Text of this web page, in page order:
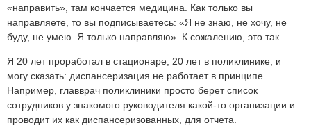
«направить», там кончается медицина. Как только вы
направляете, то вы подписываетесь: «Я не знаю, не хочу, не
буду, не умею. Я только направляю». К сожалению, это так.
Я 20 летпроработал в стационаре, 20 летв поликлинике, и
могу сказать: диспансеризация не работает в принципе.
Например, главврач поликлиники просто берет список
сотрудников у знакомого руководителя какой-то организации и
проводит их как диспансеризованных, для отчета.